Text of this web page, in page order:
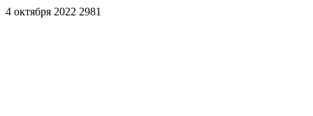
4 октября 2022 2981